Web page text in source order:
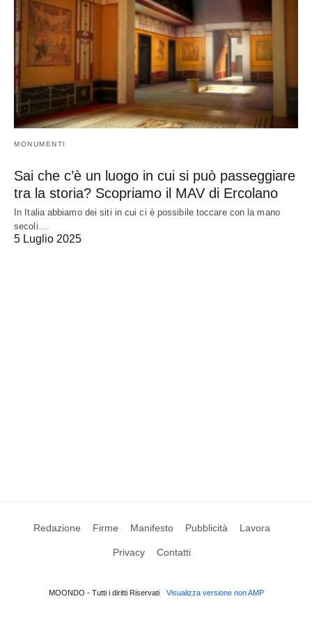
MONUMENTI
Sai che c’è un luogo in cui si può passeggiare
tra la storia? Scopriamo il MAV di Ercolano
In Italia abbiamo dei siti in cui ci è possibile toccare con la mano
secoli…
5 Luglio 2025
Redazione Firme Manifesto Pubblicità Lavora
Privacy Contatti
MOONDO - Tutti i diritti Riservati Visualizza versione non AMP